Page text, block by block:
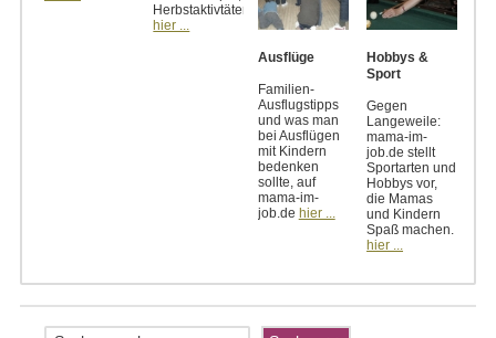
Herbstaktivtäten
hier ...
Ausflüge
Familien-
Ausflugstipps
und was man
bei Ausflügen
mit Kindern
bedenken
sollte, auf
mama-im-
job.de hier ...
Hobbys &
Sport
Gegen
Langeweile:
mama-im-
job.de stellt
Sportarten und
Hobbys vor,
die Mamas
und Kindern
Spaß machen.
hier ...